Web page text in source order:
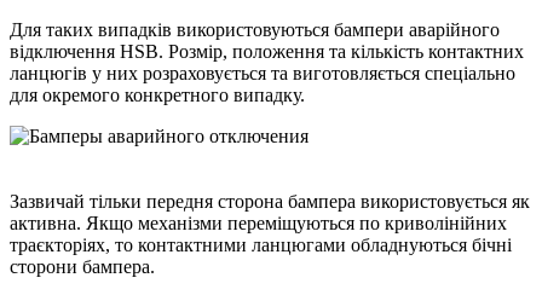
Для таких випадків використовуються бампери аварійного
відключення HSB. Розмір, положення та кількість контактних
ланцюгів у них розраховується та виготовляється спеціально
для окремого конкретного випадку.
Зазвичай тільки передня сторона бампера використовується як
активна. Якщо механізми переміщуються по криволінійних
траєкторіях, то контактними ланцюгами обладнуються бічні
сторони бампера.